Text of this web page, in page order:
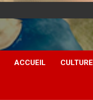
ACCUEIL CULTURE